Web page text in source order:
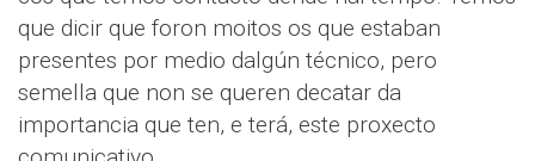
que dicir que foron moitos os que estaban
presentes por medio dalgún técnico, pero
semella que non se queren decatar da
importancia que ten, e terá, este proxecto